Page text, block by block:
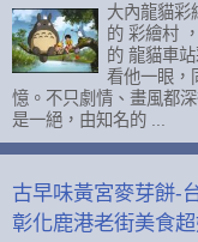
大內龍貓彩
的 彩繪村
的 龍貓車
看他一眼，
憶。不只劇情、畫風都
是一絕，由知名的 ...
古早味黃宮麥芽餅-
彰化鹿港老街美食